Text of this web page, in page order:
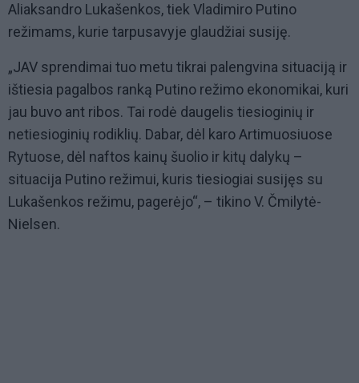
Aliaksandro Lukašenkos, tiek Vladimiro Putino
režimams, kurie tarpusavyje glaudžiai susiję.
„JAV sprendimai tuo metu tikrai palengvina situaciją ir
ištiesia pagalbos ranką Putino režimo ekonomikai, kuri
jau buvo ant ribos. Tai rodė daugelis tiesioginių ir
netiesioginių rodiklių. Dabar, dėl karo Artimuosiuose
Rytuose, dėl naftos kainų šuolio ir kitų dalykų –
situacija Putino režimui, kuris tiesiogiai susijęs su
Lukašenkos režimu, pagerėjo“, – tikino V. Čmilytė-
Nielsen.